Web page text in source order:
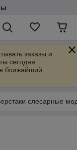
заказы и
сегодня
ближайший
слесарные